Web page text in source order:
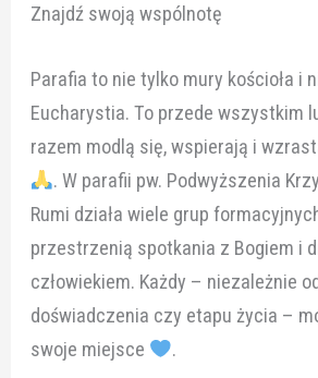
Znajdź swoją wspólnotę
Parafia to nie tylko mury kościoła i
Eucharystia. To przede wszystkim
razem modlą się, wspierają i
. W parafii pw. Podwyższenia
Rumi działa wiele grup
przestrzenią spotkania z Bogiem i
człowiekiem. Każdy – niezależnie
doświadczenia czy etapu życia –
swoje miejsce
.